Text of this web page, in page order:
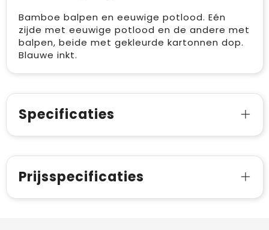
Bamboe balpen en eeuwige potlood. Eén
zijde met eeuwige potlood en de andere met
balpen, beide met gekleurde kartonnen dop.
Blauwe inkt.
Specificaties
Prijsspecificaties